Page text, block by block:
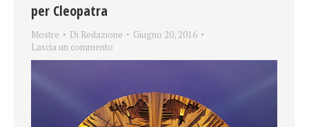
per Cleopatra
Mostre Di Redazione
Giugno 20, 2016
Lascia un commento